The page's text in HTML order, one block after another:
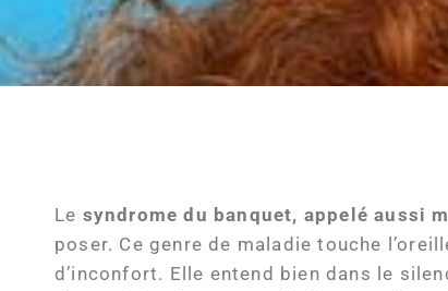
Le syndrome du banquet, appelé aussi
poser. Ce genre de maladie touche
d’inconfort. Elle entend bien dans le